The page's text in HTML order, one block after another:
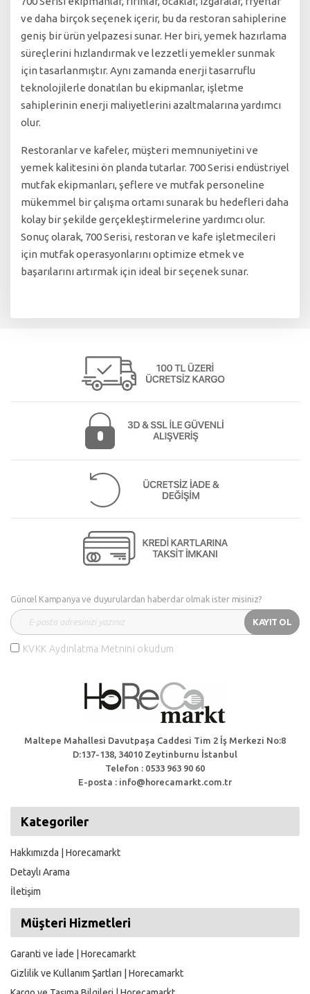
ve daha birçok seçenek içerir, bu da restoran sahiplerine
geniş bir ürün yelpazesi sunar. Her biri, yemek hazırlama
süreçlerini hızlandırmak ve lezzetli yemekler sunmak
için tasarlanmıştır. Aynı zamanda enerji tasarruflu
teknolojilerle donatılan bu ekipmanlar, işletme
sahiplerinin enerji maliyetlerini azaltmalarına yardımcı
olur.
Restoranlar ve kafeler, müşteri memnuniyetini ve
yemek kalitesini ön planda tutarlar. 700 Serisi endüstriyel
mutfak ekipmanları, şeflere ve mutfak personeline
mükemmel bir çalışma ortamı sunarak bu hedefleri daha
kolay bir şekilde gerçekleştirmelerine yardımcı olur.
Sonuç olarak, 700 Serisi, restoran ve kafe işletmecileri
için mutfak operasyonlarını optimize etmek ve
başarılarını artırmak için ideal bir seçenek sunar.
Güncel Kampanya ve duyurulardan haberdar olmak ister misiniz?
KAYIT OL
KVKK Aydınlatma Metnini okudum
Maltepe Mahallesi Davutpaşa Caddesi Tim 2 İş Merkezi No:8
D:137-138, 34010 Zeytinburnu İstanbul
Telefon : 0533 963 90 60
E-posta : info@horecamarkt.com.tr
Kategoriler
Hakkımızda | Horecamarkt
Detaylı Arama
İletişim
Müşteri Hizmetleri
Garanti ve İade | Horecamarkt
Gizlilik ve Kullanım Şartları | Horecamarkt